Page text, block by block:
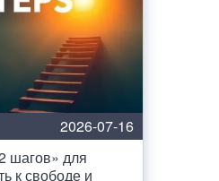
2026-07-16
шагов» для
к свободе и